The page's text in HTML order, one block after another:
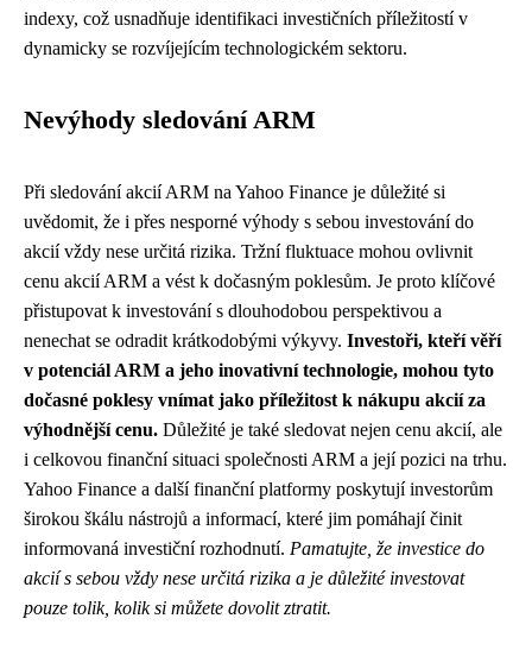
indexy, což usnadňuje identifikaci investičních příležitostí v
dynamicky se rozvíjejícím technologickém sektoru.
Nevýhody sledování ARM
Při sledování akcií ARM na Yahoo Finance je důležité si
uvědomit, že i přes nesporné výhody s sebou investování do
akcií vždy nese určitá rizika. Tržní fluktuace mohou ovlivnit
cenu akcií ARM a vést k dočasným poklesům. Je proto klíčové
přistupovat k investování s dlouhodobou perspektivou a
nenechat se odradit krátkodobými výkyvy. Investoři, kteří věří
v potenciál ARM a jeho inovativní technologie, mohou tyto
dočasné poklesy vnímat jako příležitost k nákupu akcií za
výhodnější cenu. Důležité je také sledovat nejen cenu akcií, ale
i celkovou finanční situaci společnosti ARM a její pozici na trhu.
Yahoo Finance a další finanční platformy poskytují investorům
širokou škálu nástrojů a informací, které jim pomáhají činit
informovaná investiční rozhodnutí. Pamatujte, že investice do
akcií s sebou vždy nese určitá rizika a je důležité investovat
pouze tolik, kolik si můžete dovolit ztratit.